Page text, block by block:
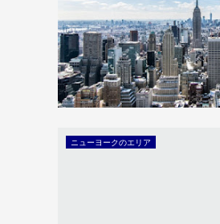
ニューヨークのエリア